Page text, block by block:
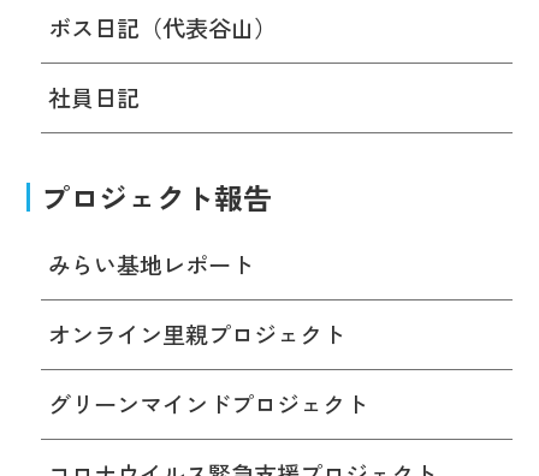
ボス日記（代表谷山）
社員日記
プロジェクト報告
みらい基地レポート
オンライン里親プロジェクト
グリーンマインドプロジェクト